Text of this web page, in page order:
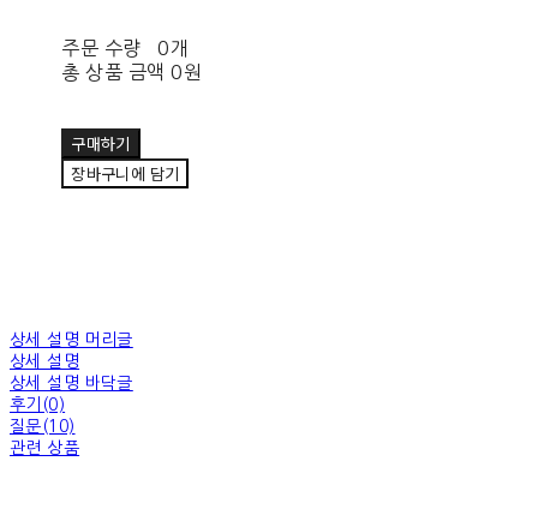
주문 수량
0개
총 상품 금액 0원
구매하기
장바구니에 담기
상세 설명 머리글
상세 설명
상세 설명 바닥글
후기(0)
질문(10)
관련 상품